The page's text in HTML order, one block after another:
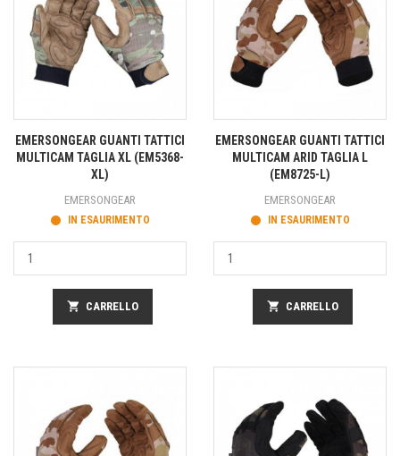
EMERSONGEAR GUANTI TATTICI
MULTICAM TAGLIA XL (EM5368-
XL)
EMERSONGEAR
IN ESAURIMENTO
shopping_cart CARRELLO
EMERSONGEAR GUANTI TATTICI
MULTICAM ARID TAGLIA L
(EM8725-L)
EMERSONGEAR
IN ESAURIMENTO
shopping_cart CARRELLO